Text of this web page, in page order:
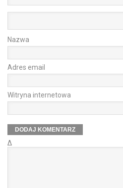
Nazwa
Adres email
Witryna internetowa
Δ